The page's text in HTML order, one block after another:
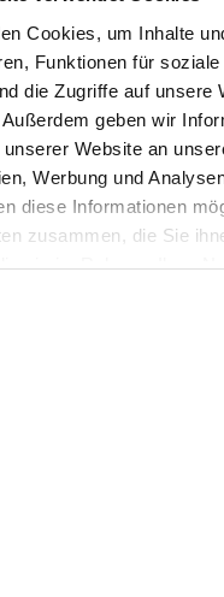
Cookies, um Inhalte
Funktionen für
die Zugriffe auf unsere
geben wir
unserer Website an
Werbung und
diese Informationen
zusammen, die Sie